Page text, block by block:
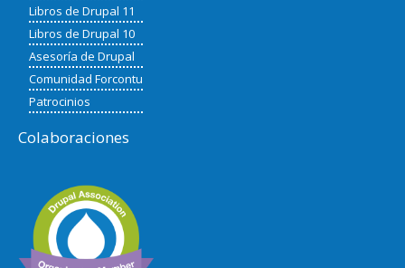
Libros de Drupal 11
Libros de Drupal 10
Asesoría de Drupal
Comunidad Forcontu
Patrocinios
Colaboraciones